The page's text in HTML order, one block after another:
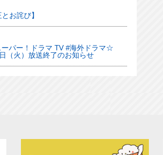
お詫び】
ーパー！ドラマ TV #海外ドラマ☆
（火）放送終了のお知らせ